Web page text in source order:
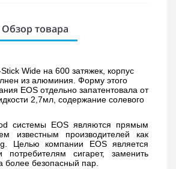
Обзор товара
Wide на 600 затяжек, корпус
из алюминия. Форму этого
EOS отдельно запатентовала от
2,7мл, содержание солевого
системы EOS являются прямым
известным производителей как
Целью компании EOS является
потребителям сигарет, заменить
более безопасный пар.